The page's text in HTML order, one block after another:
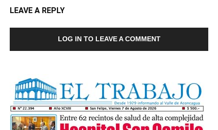
LEAVE A REPLY
LOG IN TO LEAVE A COMMENT